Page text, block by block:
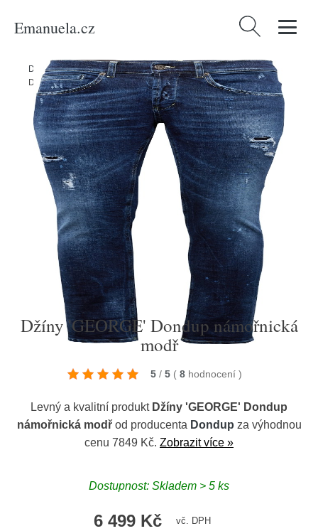
Emanuela.cz Vyhledávání
Domů/Produkty/Muži/Oblečení/Udržitelnost/Kalhoty & džíny/
Džíny 'GEORGE' Dondup námořnická modř
Džíny 'GEORGE' Dondup námořnická
modř
5 / 5 ( 8 hodnocení )
Levný a kvalitní produkt Džíny 'GEORGE' Dondup
námořnická modřod producenta Dondup za výhodnou
cenu 7849 Kč. Zobrazit více »
Dostupnost: Skladem > 5 ks
6 499 Kč vč. DPH